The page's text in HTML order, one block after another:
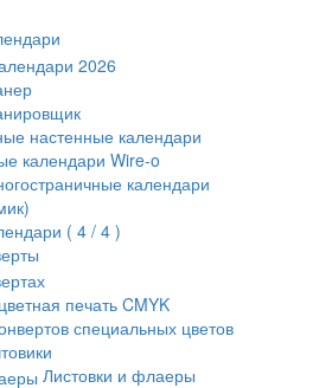
2026
настенные календари
календари Wire-o
календари
( 4 / 4 )
печать CMYK
специальных цветов
Листовки и флаеры